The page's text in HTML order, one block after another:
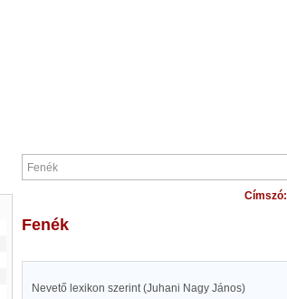
Címszó:
Fenék
Nevető lexikon szerint (Juhani Nagy János)